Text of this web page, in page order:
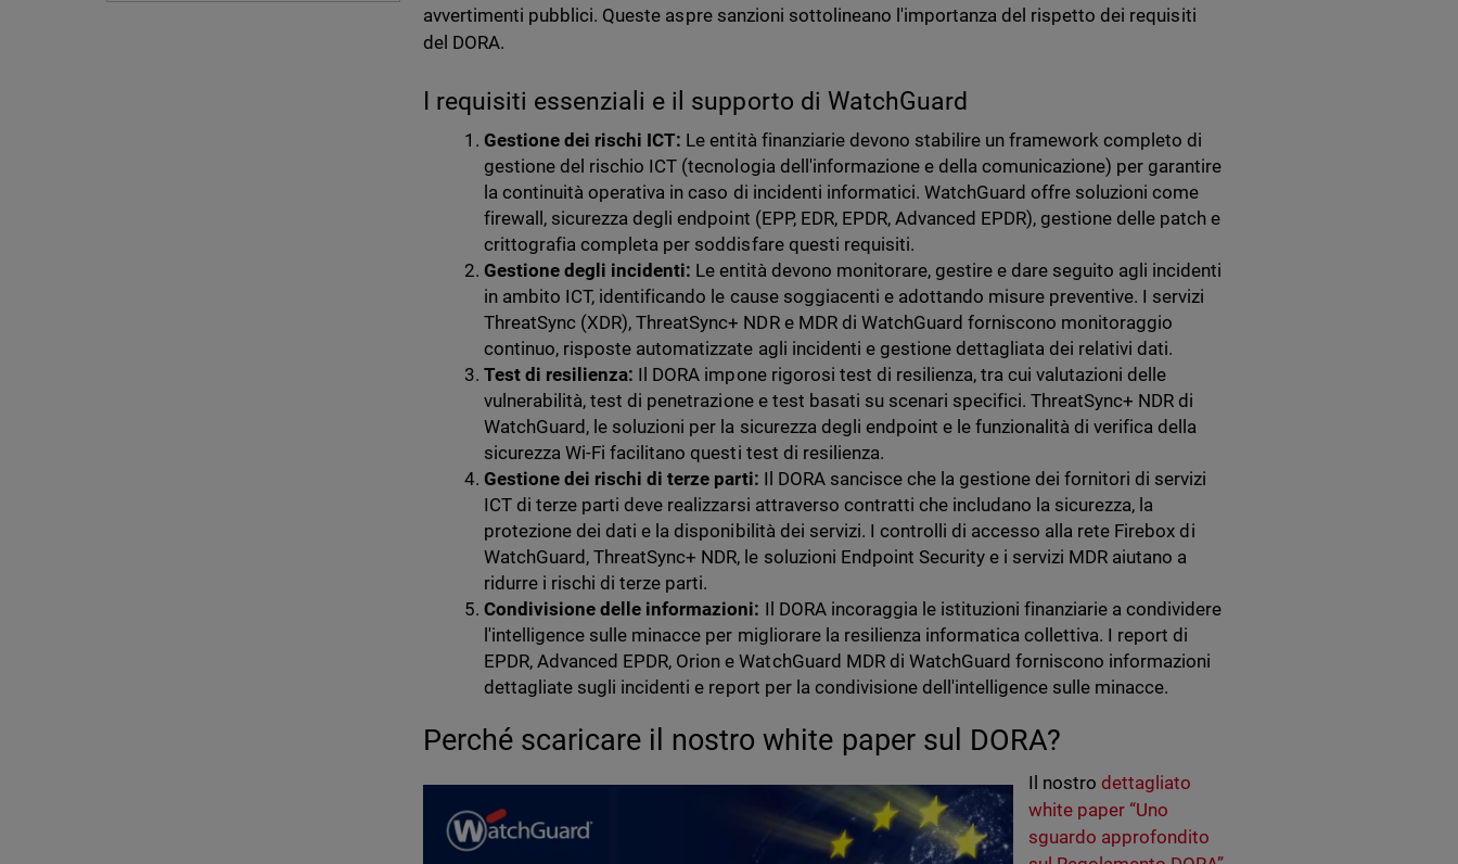
avvertimenti pubblici. Queste aspre sanzioni sottolineano l'importanza del rispetto dei requisiti
del DORA.
I requisiti essenziali e il supporto di WatchGuard
Gestione dei rischi ICT: Le entità finanziarie devono stabilire un framework completo di
gestione del rischio ICT (tecnologia dell'informazione e della comunicazione) per garantire
la continuità operativa in caso di incidenti informatici. WatchGuard offre soluzioni come
firewall, sicurezza degli endpoint (EPP, EDR, EPDR, Advanced EPDR), gestione delle patch e
crittografia completa per soddisfare questi requisiti.
Gestione degli incidenti: Le entità devono monitorare, gestire e dare seguito agli incidenti
in ambito ICT, identificando le cause soggiacenti e adottando misure preventive. I servizi
ThreatSync (XDR), ThreatSync+ NDR e MDR di WatchGuard forniscono monitoraggio
continuo, risposte automatizzate agli incidenti e gestione dettagliata dei relativi dati.
Test di resilienza: Il DORA impone rigorosi test di resilienza, tra cui valutazioni delle
vulnerabilità, test di penetrazione e test basati su scenari specifici. ThreatSync+ NDR di
WatchGuard, le soluzioni per la sicurezza degli endpoint e le funzionalità di verifica della
sicurezza Wi-Fi facilitano questi test di resilienza.
Gestione dei rischi di terze parti: Il DORA sancisce che la gestione dei fornitori di servizi
ICT di terze parti deve realizzarsi attraverso contratti che includano la sicurezza, la
protezione dei dati e la disponibilità dei servizi. I controlli di accesso alla rete Firebox di
WatchGuard, ThreatSync+ NDR, le soluzioni Endpoint Security e i servizi MDR aiutano a
ridurre i rischi di terze parti.
Condivisione delle informazioni: Il DORA incoraggia le istituzioni finanziarie a condividere
l'intelligence sulle minacce per migliorare la resilienza informatica collettiva. I report di
EPDR, Advanced EPDR, Orion e WatchGuard MDR di WatchGuard forniscono informazioni
dettagliate sugli incidenti e report per la condivisione dell'intelligence sulle minacce.
Perché scaricare il nostro white paper sul DORA?
Il nostrodettagliato
white paper “Uno
sguardo approfondito